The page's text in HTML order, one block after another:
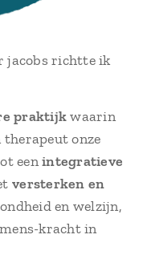
jacobs richtte ik
praktijkwaarin
therapeut onze
eenintegratieve
versterken en
en welzijn,
kracht in